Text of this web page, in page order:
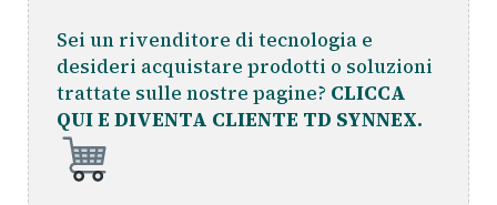
Sei un rivenditore di tecnologia e
desideri acquistare prodotti o soluzioni
trattate sulle nostre pagine? CLICCA
QUI E DIVENTA CLIENTE TD SYNNEX.